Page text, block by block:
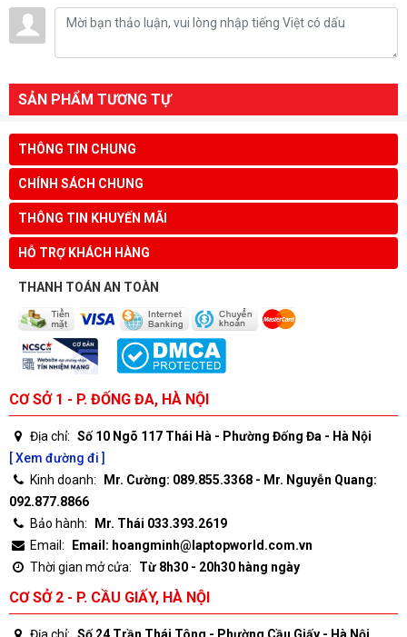
SẢN PHẨM TƯƠNG TỰ
THÔNG TIN CHUNG
CHÍNH SÁCH CHUNG
THÔNG TIN KHUYẾN MÃI
HỖ TRỢ KHÁCH HÀNG
THANH TOÁN AN TOÀN
CƠ SỞ 1 - P. ĐỐNG ĐA, HÀ NỘI
Địa chỉ: Số 10 Ngõ 117 Thái Hà - Phường Đống Đa - Hà Nội
[ Xem đường đi ]
Kinh doanh:
Mr. Cường: 089.855.3368 - Mr. Nguyễn Quang:
092.877.8866
Bảo hành:
Mr. Thái 033.393.2619
Email:
Email: hoangminh@laptopworld.com.vn
Thời gian mở cửa:
Từ 8h30 - 20h30 hàng ngày
CƠ SỞ 2 - P. CẦU GIẤY, HÀ NỘI
Địa chỉ: Số 24 Trần Thái Tông - Phường Cầu Giấy - Hà Nội